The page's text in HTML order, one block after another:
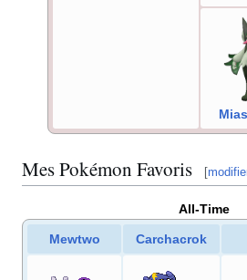
Mes Pokémon Favoris [
All-Time
Mewtwo Carchacrok